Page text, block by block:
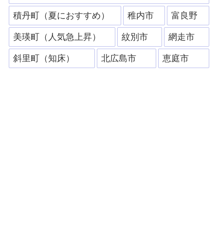
積丹町（夏におすすめ） 稚内市 富良野
美瑛町（人気急上昇） 紋別市 網走市
斜里町（知床） 北広島市 恵庭市